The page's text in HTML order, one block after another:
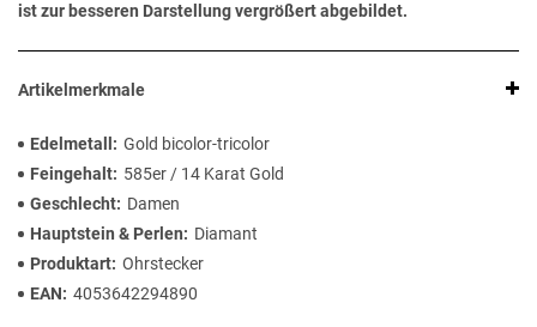
ist zur besseren Darstellung vergrößert abgebildet.
Artikelmerkmale
Edelmetall
Gold bicolor-tricolor
Feingehalt
585er / 14 Karat Gold
Geschlecht
Damen
Hauptstein & Perlen
Diamant
Produktart Ohrstecker
EAN
4053642294890